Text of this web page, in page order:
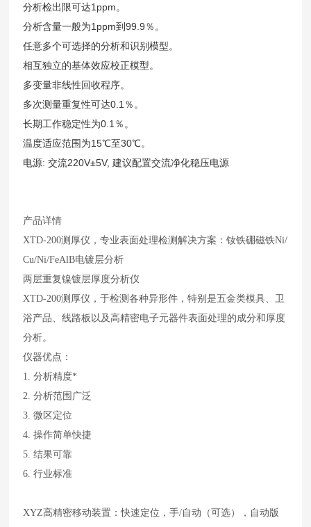
分析检出限可达1ppm。
分析含量一般为1ppm到99.9％。
任意多个可选择的分析和识别模型。
相互独立的基体效应校正模型。
多变量非线性回收程序。
多次测量重复性可达0.1％。
长期工作稳定性为0.1％。
温度适应范围为15℃至30℃。
电源: 交流220V±5V, 建议配置交流净化稳压电源
产品详情
XTD-200测厚仪，专业表面处理检测解决方案：钕铁硼磁铁Ni/
Cu/Ni/FeAlB电镀层分析
两层重复镍镀层厚度分析仪
XTD-200测厚仪，于检测各种异形件，特别是五金类模具、卫
浴产品、线路板以及高精密电子元器件表面处理的成分和厚度
分析。
仪器优点：
1. 分析精度*
2. 分析范围广泛
3. 微区定位
4. 操作简单快捷
5. 结果可靠
6. 行业标准
XYZ高精密移动装置：快速定位，手/自动（可选），自动版